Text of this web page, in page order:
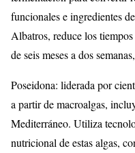
funcionales e ingredientes
Albatros, reduce los
de seis meses a dos
Poseidona: liderada por
a partir de macroalgas,
Mediterráneo. Utiliza
nutricional de estas algas,